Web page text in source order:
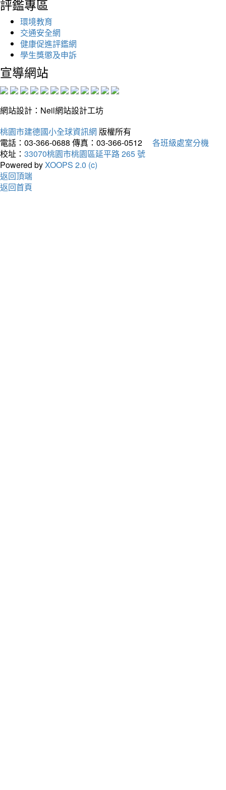
評鑑專區
環境教育
交通安全網
健康促進評鑑網
學生獎懲及申訴
宣導網站
網站設計：Neil網站設計工坊
桃園市建德國小全球資訊網 版權所有
電話：03-366-0688 傳真：03-366-0512
各班級處室分機
校址： 33070桃園市桃園區延平路 265 號
Powered byXOOPS 2.0 (c)
返回頂端
返回首頁